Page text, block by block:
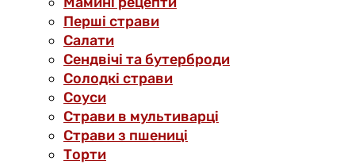
Перші страви
Салати
Сендвічі та бутерброди
Солодкі страви
Соуси
Страви в мультиварці
Страви з пшениці
Торти